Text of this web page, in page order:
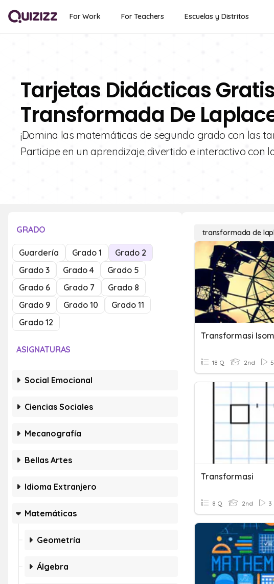
For Work For Teachers Escuelas y Distritos
Tarjetas Didácticas
Transformada De
¡Domina las matemáticas de segundo grado con las
Participe en un aprendizaje divertido e interactivo con
GRADO
Guardería Grado 1
Grado 2
Grado 3
Grado 4
Grado 5
Grado 6
Grado 7
Grado 8
Grado 9
Grado 10
Grado 11
Grado 12
ASIGNATURAS
Social Emocional
Ciencias Sociales
Mecanografía
Bellas Artes
Idioma Extranjero
Matemáticas
Geometría
Álgebra
transformada de
18 Q 2nd
Transformasi
8 Q 2nd 3